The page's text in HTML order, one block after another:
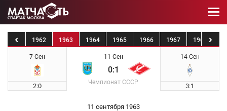
1961 1962 1963 1964 1965 1966 1967 1968
7 Сен
2:0
11 Сен
0:1
Чемпионат СССР
14 Сен
3:1
11 сентября 1963